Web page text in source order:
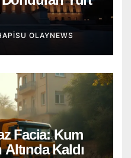
OLAYNEWS
Facia: Kum
Kaldı